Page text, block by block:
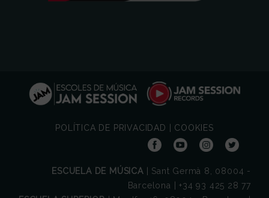
POLÍTICA DE PRIVACIDAD COOKIES
ESCUELA DE MÚSICA | Sant Germà 8, 08004 -
Barcelona | +34 93 425 28 77